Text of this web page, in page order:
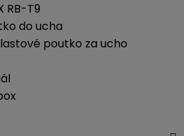
RB-T9
do ucha
poutko za ucho